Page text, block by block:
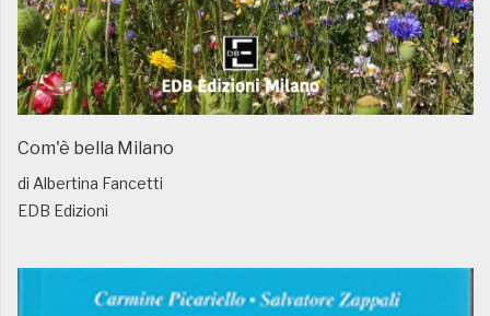
Com'è bella Milano
di Albertina Fancetti
EDB Edizioni